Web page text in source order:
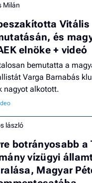
Milán
Vitális
és
elnöke + videó
bemutatta a
Varga Barnabás
nagyot alkotott.
lászló
botrányosabb a
vízügyi
Magyar